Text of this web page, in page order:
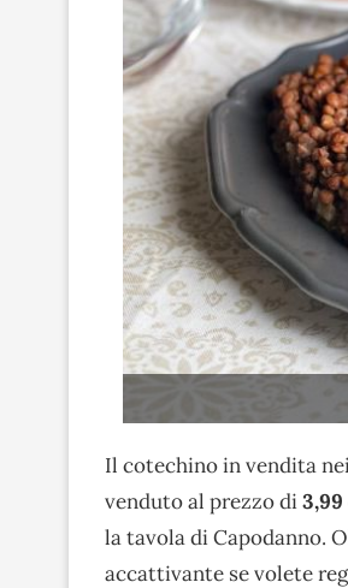
Il cotechino in vendita
venduto al prezzo di
la tavola di Capodanno.
accattivante se volete